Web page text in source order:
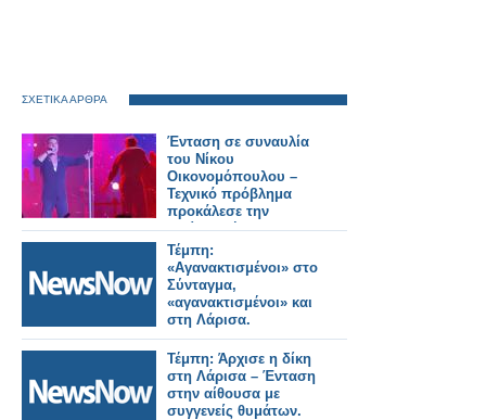
ΣΧΕΤΙΚΑ ΑΡΘΡΑ
Ένταση σε συναυλία
του Νίκου
Οικονομόπουλου –
Τεχνικό πρόβλημα
προκάλεσε την
αντίδρασή του
Τέμπη:
«Αγανακτισμένοι» στο
Σύνταγμα,
«αγανακτισμένοι» και
στη Λάρισα.
Τέμπη: Άρχισε η δίκη
στη Λάρισα – Ένταση
στην αίθουσα με
συγγενείς θυμάτων.